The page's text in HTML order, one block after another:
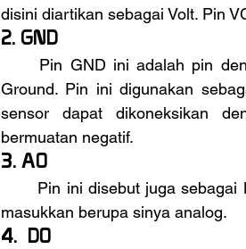
disini diartikan sebagai Volt. Pin
2. GND
Ground. Pin ini digunakan
sensor dapat dikoneksikan
bermuatan negatif.
3. A0
masukkan berupa sinya analog.
4. D0